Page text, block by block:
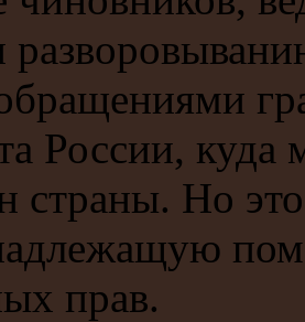
России, куда
страны. Но
прав.